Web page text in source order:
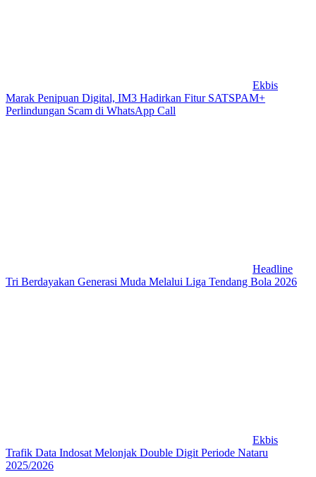
Ekbis
Marak Penipuan Digital, IM3 Hadirkan Fitur SATSPAM+
Perlindungan Scam di WhatsApp Call
Headline
Tri Berdayakan Generasi Muda Melalui Liga Tendang Bola 2026
Ekbis
Trafik Data Indosat Melonjak Double Digit Periode Nataru
2025/2026